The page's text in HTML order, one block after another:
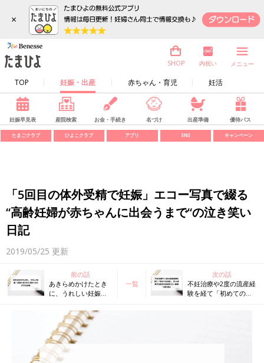
×
TOP 妊娠・出産 赤ちゃん・育児 妊活
SHOP 内祝い メニュー
妊娠早見表 産院検索 お金・手続き 名づけ 出産準備 優待パス
たまごクラブ ひよこクラブ アプリ SNS キャンペーン
「5回目の体外受精で妊娠」エコー写真で綴る
“高齢妊婦が赤ちゃんに出会うまで“の泣き笑い
日記
2019/05/25 更新
前の話
あきらめかけたとき
に、うれしい妊娠！
かったわが子の記録
一覧
次の話
不妊治療や2度の流産経
験を経て「初めての出